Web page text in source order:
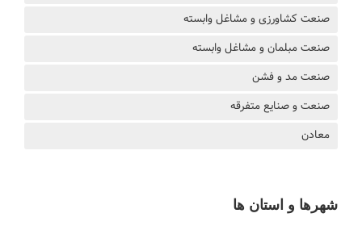
صنعت کشاورزی و مشاغل وابسته
صنعت مبلمان و مشاغل وابسته
صنعت مد و فشن
صنعت و صنایع متفرقه
معادن
شهرها و استان ها